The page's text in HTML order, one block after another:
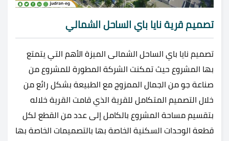
تصميم قرية نايا باي الساحل الشمالي
تصميم نايا باي الساحل الشمالى الميزة الأهم التي يتمتع
بها المشروع حيث تمكنت الشركة المطورة للمشروع من
صناعة جو من الجمال الممزوج مع الطبيعة بشكل رائع من
خلال التصميم المتكامل للقرية الذي قامت القرية خلاله
بتقسيم مساحة المشروع بالكامل إلى عدد من القطع لكل
قطعة الوحدات السكنية الخاصة بها بالتصميمات الخاصة بها